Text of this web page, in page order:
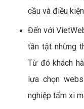
cầu và điều
Đến với
tần tật những
Từ đó khách
lựa chọn
nghiệp tấm xi